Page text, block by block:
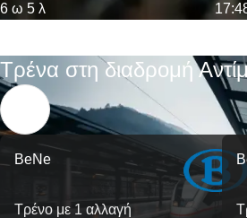
6 ω 5 λ
Τρένα στη διαδρομή
BeNe
Τρένο με 1 αλλαγή